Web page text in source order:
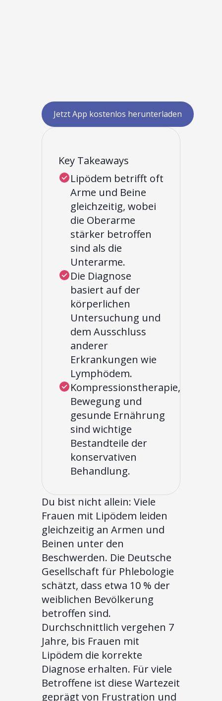
Jetzt App kostenlos herunterladen
Key Takeaways
Lipödem betrifft oft
Arme und Beine
gleichzeitig, wobei
die Oberarme
stärker betroffen
sind als die
Unterarme.
Die Diagnose
basiert auf der
körperlichen
Untersuchung und
dem Ausschluss
anderer
Erkrankungen wie
Lymphödem.
Kompressionstherapie,
Bewegung und
gesunde Ernährung
sind wichtige
Bestandteile der
konservativen
Behandlung.
Du bist nicht allein: Viele
Frauen mit Lipödem leiden
gleichzeitig an Armen und
Beinen unter den
Beschwerden. Die Deutsche
Gesellschaft für Phlebologie
schätzt, dass etwa 10 % der
weiblichen Bevölkerung
betroffen sind.
Durchschnittlich vergehen 7
Jahre, bis Frauen mit
Lipödem die korrekte
Diagnose erhalten. Für viele
Betroffene ist diese Wartezeit
geprägt von Frustration und